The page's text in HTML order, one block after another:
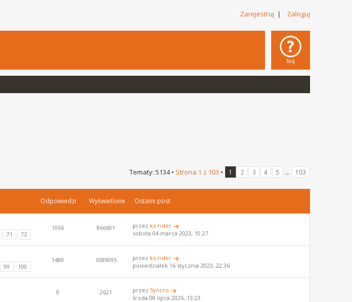
Zarejestruj | Zaloguj
faq
Tematy: 5134 • Strona 1 z 103 • 1 2 3 4 5 ... 103
Odpowiedzi Wyświetlone Ostatni post
71 72
1066 866601 przez ks-rider
sobota 04 marca 2023, 10:27
99 100
1489 1089095 przez ks-rider
poniedziałek 16 stycznia 2023, 22:36
0 2621 przez Syncro
środa 08 lipca 2026, 13:23